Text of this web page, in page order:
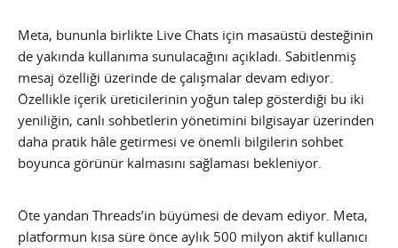
Meta, bununla birlikte Live Chats için masaüstü desteğinin
de yakında kullanıma sunulacağını açıkladı. Sabitlenmiş
mesaj özelliği üzerinde de çalışmalar devam ediyor.
Özellikle içerik üreticilerinin yoğun talep gösterdiği bu iki
yeniliğin, canlı sohbetlerin yönetimini bilgisayar üzerinden
daha pratik hâle getirmesi ve önemli bilgilerin sohbet
boyunca görünür kalmasını sağlaması bekleniyor.
Öte yandan Threads’in büyümesi de devam ediyor. Meta,
platformun kısa süre önce aylık 500 milyon aktif kullanıcı